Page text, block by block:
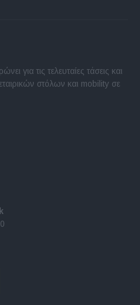
για τις τελευταίες τάσεις και
εταιρικών στόλων και mobility σε